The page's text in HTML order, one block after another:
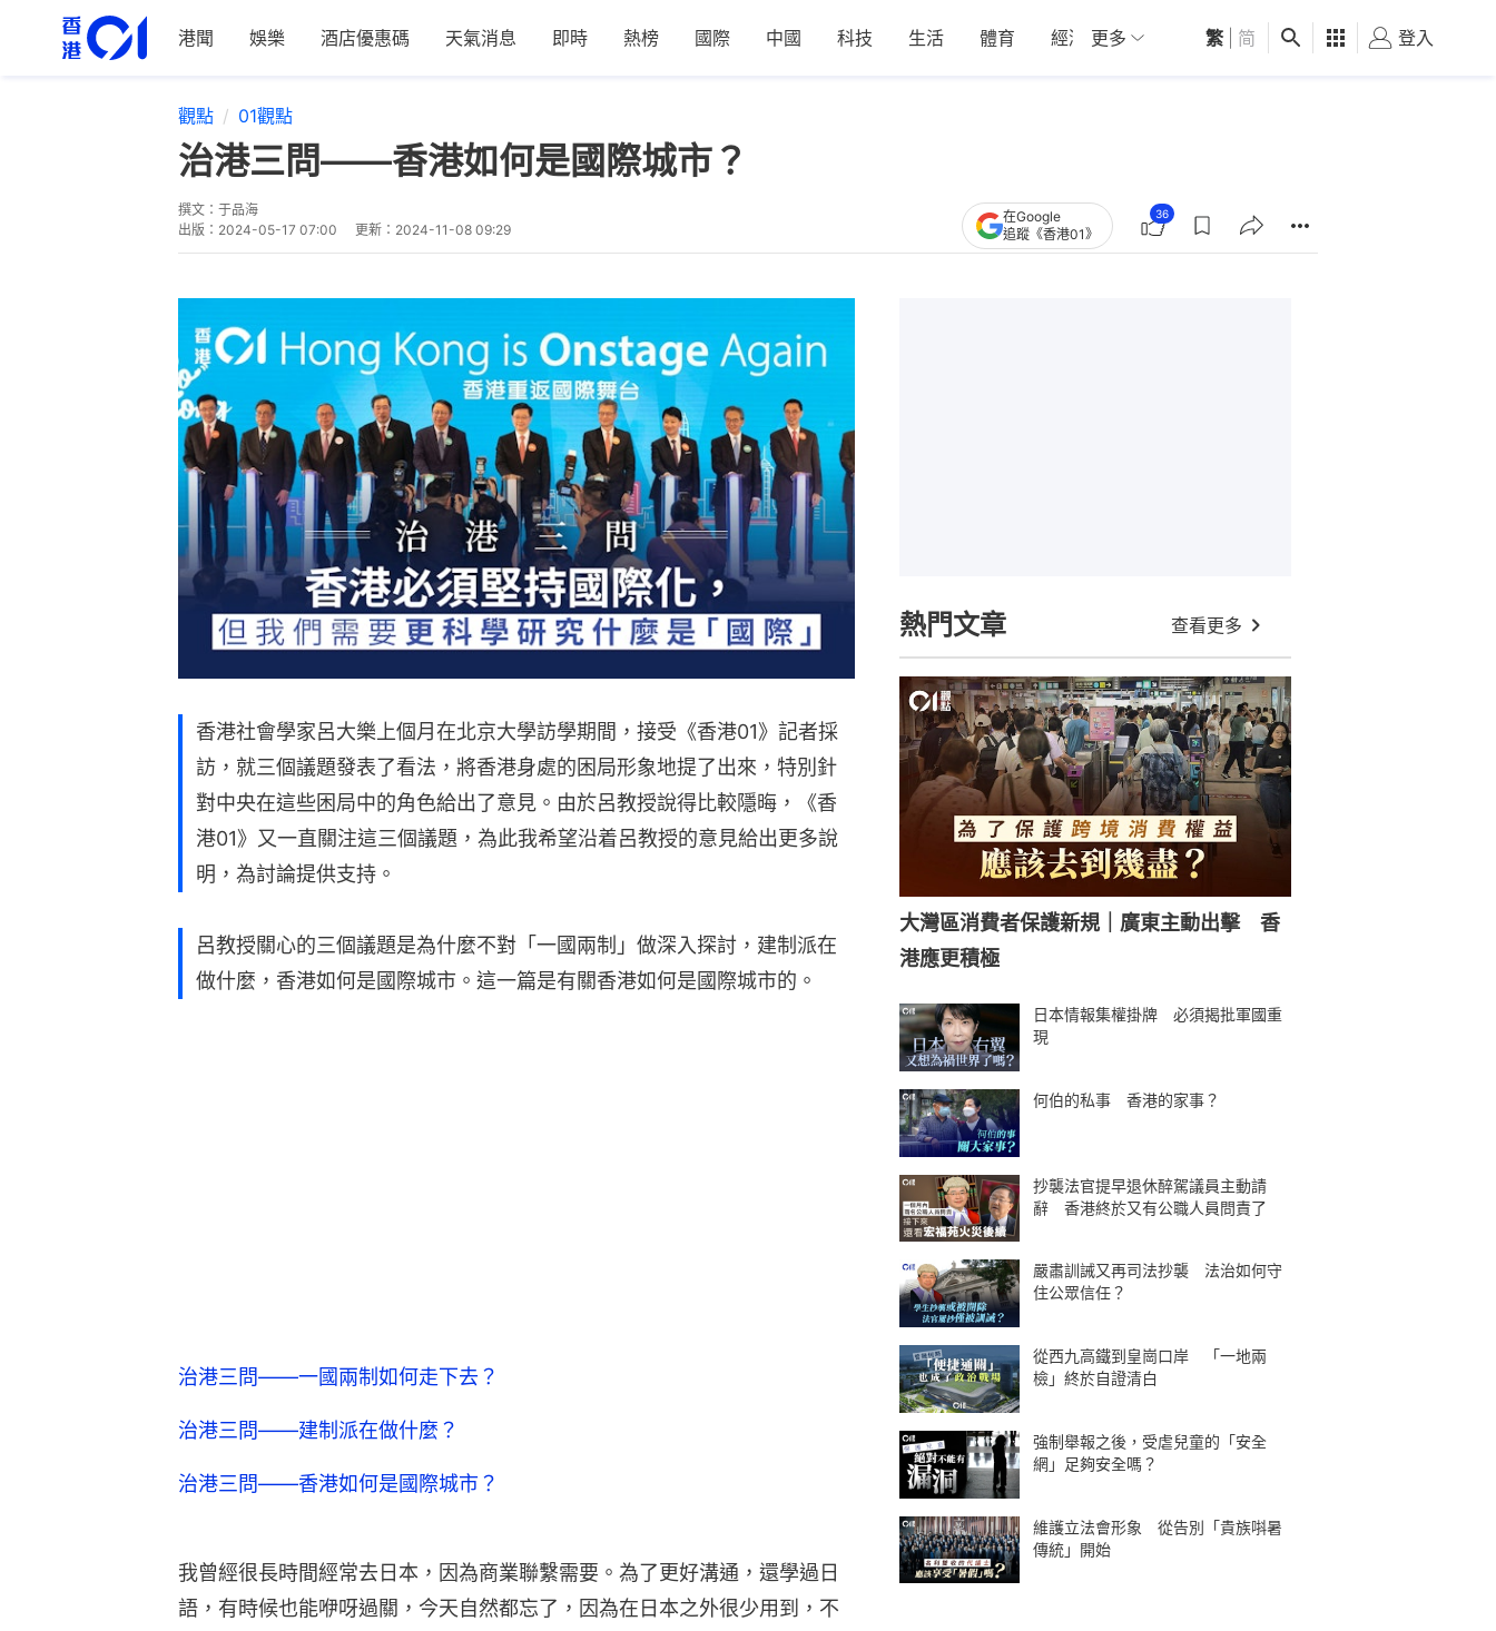
港聞 娛樂 酒店優惠碼 天氣消息 即時 熱榜 國際 中國 科技 生活 體育 經濟 01深圳 觀點 健康 好食玩飛
更多 繁 简 登入
觀點 01觀點
治港三問——香港如何是國際城市？
撰文： 于品海
出版： 2024-05-17 07:00 更新： 2024-11-08 09:29
在Google
追蹤《香港01》
36
香港社會學家呂大樂上個月在北京大學訪學期間，接受《香港01》記者採
訪，就三個議題發表了看法，將香港身處的困局形象地提了出來，特別針
對中央在這些困局中的角色給出了意見。由於呂教授說得比較隱晦，《香
港01》又一直關注這三個議題，為此我希望沿着呂教授的意見給出更多說
明，為討論提供支持。
呂教授關心的三個議題是為什麼不對「一國兩制」做深入探討，建制派在
做什麼，香港如何是國際城市。這一篇是有關香港如何是國際城市的。
治港三問——一國兩制如何走下去？
治港三問——建制派在做什麼？
治港三問——香港如何是國際城市？
我曾經很長時間經常去日本，因為商業聯繫需要。為了更好溝通，還學過日
語，有時候也能咿呀過關，今天自然都忘了，因為在日本之外很少用到，不
熱門文章 查看更多
大灣區消費者保護新規｜廣東主動出擊 香
港應更積極
日本情報集權掛牌 必須揭批軍國重
現
何伯的私事 香港的家事？
抄襲法官提早退休醉駕議員主動請
辭 香港終於又有公職人員問責了
嚴肅訓誡又再司法抄襲 法治如何守
住公眾信任？
從西九高鐵到皇崗口岸 「一地兩
檢」終於自證清白
強制舉報之後，受虐兒童的「安全
網」足夠安全嗎？
維護立法會形象 從告別「貴族唞暑
傳統」開始